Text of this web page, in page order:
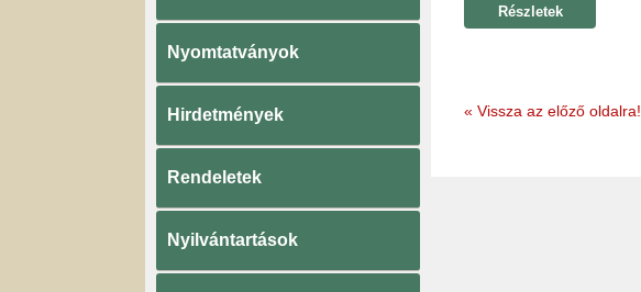
Nyomtatványok
Hirdetmények
Rendeletek
Nyilvántartások
Részletek
« Vissza az előző oldalra!